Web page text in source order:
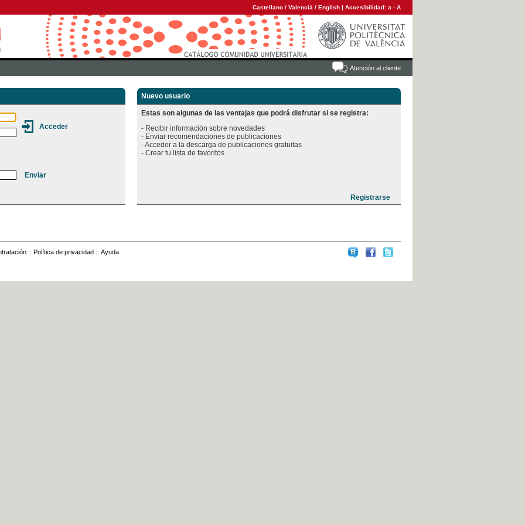
Castellano / Valencià / English | Accesibilidad: a · A
Atención al cliente
Nuevo usuario
Estas son algunas de las ventajas que podrá disfrutar si se registra:
- Recibir información sobre novedades
- Enviar recomendaciones de publicaciones
- Acceder a la descarga de publicaciones gratuitas
:: Política de privacidad :: Ayuda